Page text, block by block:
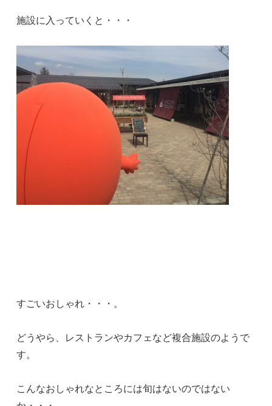
施設に入っていくと・・・
すごいおしゃれ・・・。
どうやら、レストランやカフェなど複合施設のようで
す。
こんなおしゃれなところには旬はないのではない